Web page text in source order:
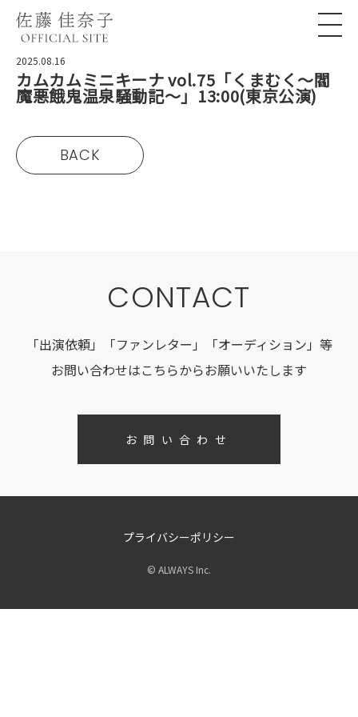
2025.08.16
カムカムミニキーナ vol.75「くまむく〜閻
魔悪餓鬼温泉騒動記〜」13:00(東京公演)
BACK
CONTACT
「出演依頼」「ファンレター」「オーディション」等
お問い合わせはこちらからお願いいたします
お問い合わせ
プライバシーポリシー
© ALWAYS Inc.